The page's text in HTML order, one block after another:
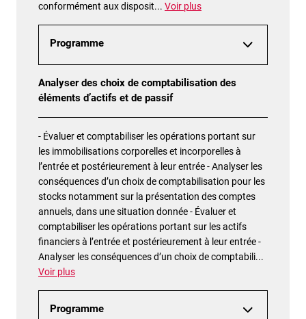
conformément aux disposit... Voir plus
Programme
Analyser des choix de comptabilisation des
éléments d’actifs et de passif
- Évaluer et comptabiliser les opérations portant sur
les immobilisations corporelles et incorporelles à
l’entrée et postérieurement à leur entrée - Analyser les
conséquences d’un choix de comptabilisation pour les
stocks notamment sur la présentation des comptes
annuels, dans une situation donnée - Évaluer et
comptabiliser les opérations portant sur les actifs
financiers à l’entrée et postérieurement à leur entrée -
Analyser les conséquences d’un choix de comptabili...
Voir plus
Programme